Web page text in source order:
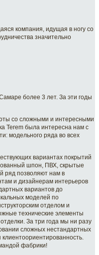
компания, идущая в ногу со
значительно
более 3 лет. За эти годы
со сложными и интересными
Terem была интересна нам с
модельного ряда во всех
вариантах покрытий
шпон, ПВХ, скрытые
ряд позволяют нам в
и дизайнерам интерьеров
вариантов до
моделей по
отделом и
технические элементы
За три года мы ни разу
сложных нестандартных
фабрики!